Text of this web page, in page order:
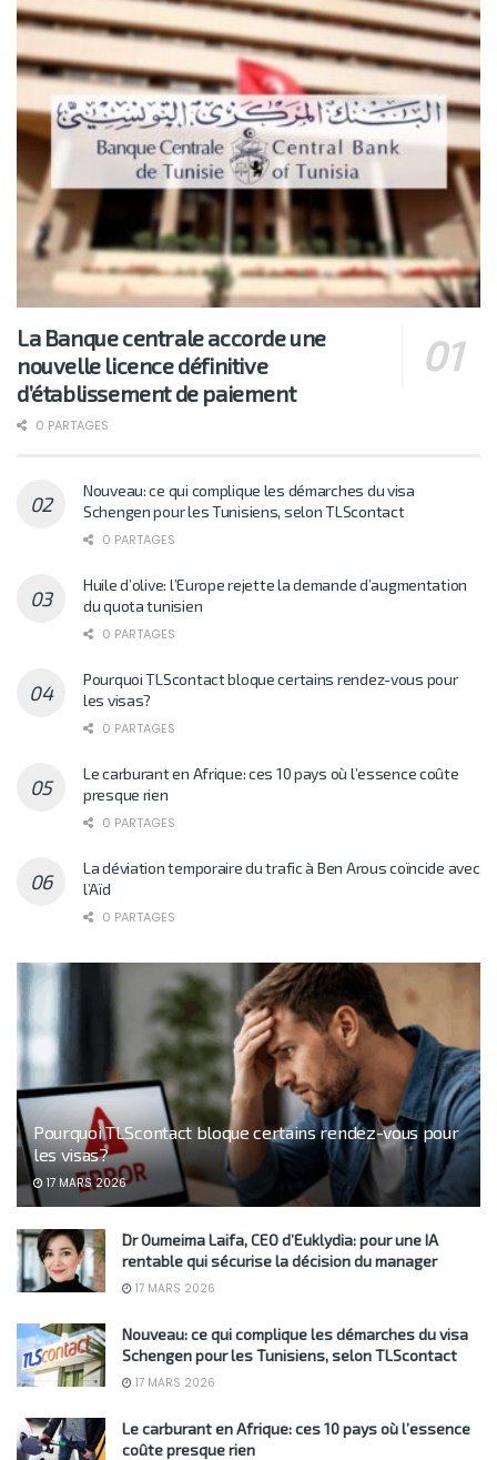
La Banque centrale accorde une
nouvelle licence définitive
d’établissement de paiement
0 PARTAGES
Nouveau: ce qui complique les démarches du visa
Schengen pour les Tunisiens, selon TLScontact
0 PARTAGES
Huile d’olive: l’Europe rejette la demande d’augmentation
du quota tunisien
0 PARTAGES
Pourquoi TLScontact bloque certains rendez-vous pour
les visas?
0 PARTAGES
Le carburant en Afrique: ces 10 pays où l’essence coûte
presque rien
0 PARTAGES
La déviation temporaire du trafic à Ben Arous coïncide avec
l’Aïd
0 PARTAGES
Pourquoi TLScontact bloque certains rendez-vous pour
les visas?
17 MARS 2026
Dr Oumeima Laifa, CEO d’Euklydia: pour une IA
rentable qui sécurise la décision du manager
17 MARS 2026
Nouveau: ce qui complique les démarches du visa
Schengen pour les Tunisiens, selon TLScontact
17 MARS 2026
Le carburant en Afrique: ces 10 pays où l’essence
coûte presque rien